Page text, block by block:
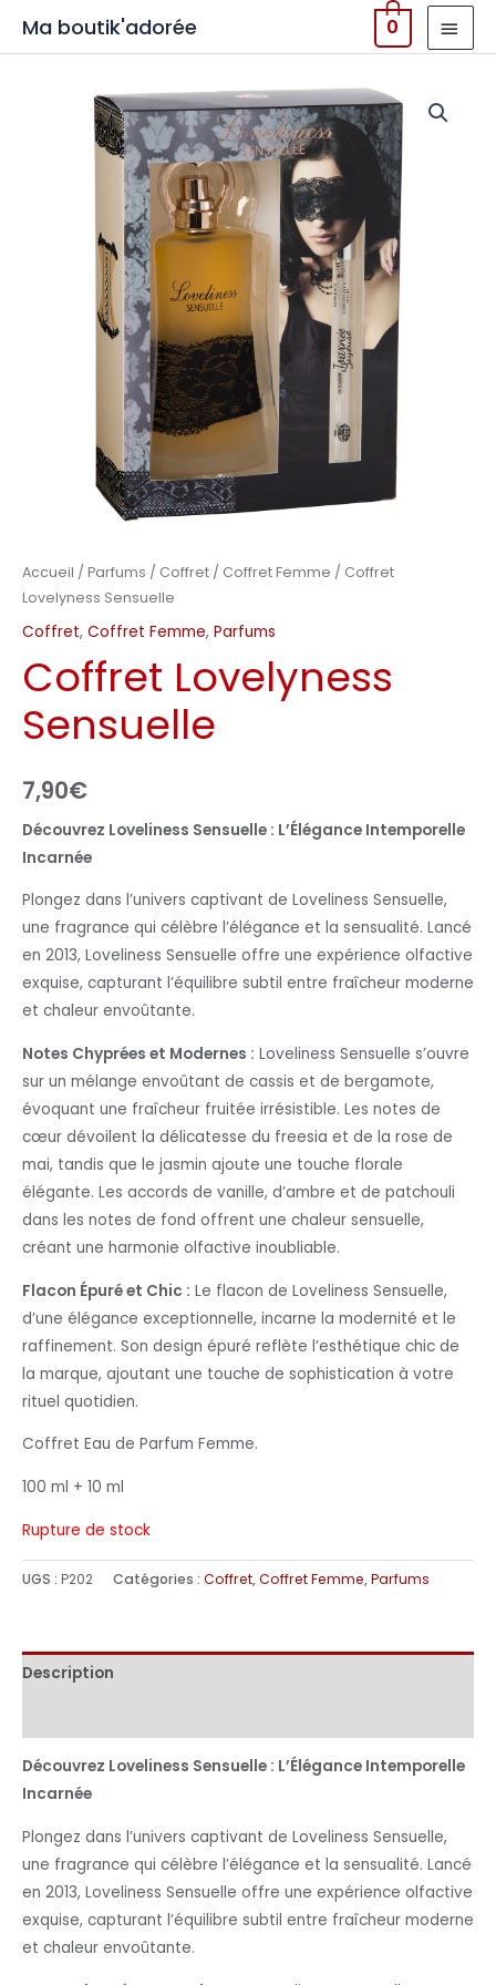
Ma boutik'adorée 0
Accueil / Parfums / Coffret / Coffret Femme / Coffret
Lovelyness Sensuelle
Coffret, Coffret Femme, Parfums
Coffret Lovelyness
Sensuelle
7,90€
Découvrez Loveliness Sensuelle : L’Élégance Intemporelle
Incarnée
Plongez dans l’univers captivant de Loveliness Sensuelle,
une fragrance qui célèbre l’élégance et la sensualité. Lancé
en 2013, Loveliness Sensuelle offre une expérience olfactive
exquise, capturant l’équilibre subtil entre fraîcheur moderne
et chaleur envoûtante.
Notes Chyprées et Modernes : Loveliness Sensuelle s’ouvre
sur un mélange envoûtant de cassis et de bergamote,
évoquant une fraîcheur fruitée irrésistible. Les notes de
cœur dévoilent la délicatesse du freesia et de la rose de
mai, tandis que le jasmin ajoute une touche florale
élégante. Les accords de vanille, d’ambre et de patchouli
dans les notes de fond offrent une chaleur sensuelle,
créant une harmonie olfactive inoubliable.
Flacon Épuré et Chic : Le flacon de Loveliness Sensuelle,
d’une élégance exceptionnelle, incarne la modernité et le
raffinement. Son design épuré reflète l’esthétique chic de
la marque, ajoutant une touche de sophistication à votre
rituel quotidien.
Coffret Eau de Parfum Femme.
100 ml + 10 ml
Rupture de stock
UGS : P202 Catégories : Coffret,Coffret Femme,Parfums
Description
Découvrez Loveliness Sensuelle : L’Élégance Intemporelle
Incarnée
Plongez dans l’univers captivant de Loveliness Sensuelle,
une fragrance qui célèbre l’élégance et la sensualité. Lancé
en 2013, Loveliness Sensuelle offre une expérience olfactive
exquise, capturant l’équilibre subtil entre fraîcheur moderne
et chaleur envoûtante.